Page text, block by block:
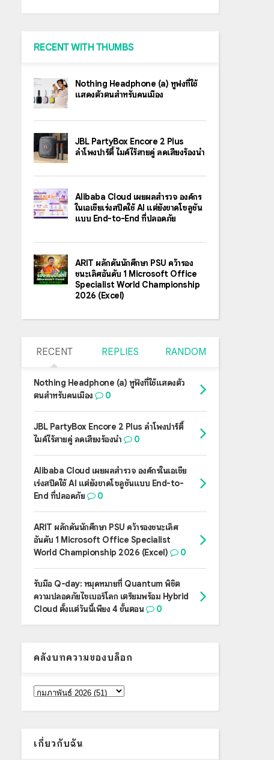
RECENT WITH THUMBS
Nothing Headphone (a) หูฟังที่ใช้
แสดงตัวตนสำหรับคนเมือง
JBL PartyBox Encore 2 Plus
ลำโพงปาร์ตี้ ไมค์ไร้สายคู่ ลดเสียงร้องนำ
Alibaba Cloud เผยผลสำรวจ องค์กร
ในเอเชียเร่งสปีดใช้ AI แต่ยังขาดโซลูชัน
แบบ End-to-End ที่ปลอดภัย
ARIT ผลักดันนักศึกษา PSU คว้ารอง
ชนะเลิศอันดับ 1 Microsoft Office
Specialist World Championship
2026 (Excel)
RECENT REPLIES RANDOM
Nothing Headphone (a) หูฟังที่ใช้แสดงตัว
ตนสำหรับคนเมือง
0
JBL PartyBox Encore 2 Plus ลำโพงปาร์ตี้
ไมค์ไร้สายคู่ ลดเสียงร้องนำ
0
Alibaba Cloud เผยผลสำรวจ องค์กรในเอเชีย
เร่งสปีดใช้ AI แต่ยังขาดโซลูชันแบบ End-to-
End ที่ปลอดภัย
0
ARIT ผลักดันนักศึกษา PSU คว้ารองชนะเลิศ
อันดับ 1 Microsoft Office Specialist
World Championship 2026 (Excel)
0
รับมือ Q-day: หมุดหมายที่ Quantum พิชิต
ความปลอดภัยไซเบอร์โลก เตรียมพร้อม Hybrid
Cloud ตั้งแต่วันนี้เพียง 4 ขั้นตอน
0
คลังบทความของบล็อก
เกี่ยวกับฉัน